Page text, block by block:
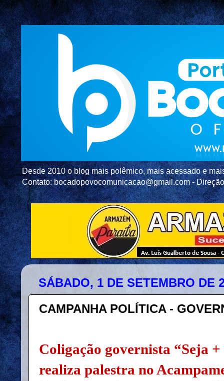
Desde 2010 o blog mais polêmico, mais acessado e
Contato: bocadopovocomunicacao@gmail.com -
SÁBADO, 1 DE SETEMBRO DE
CAMPANHA POLÍTICA -
Coligação governista “Seja
realiza palestra no